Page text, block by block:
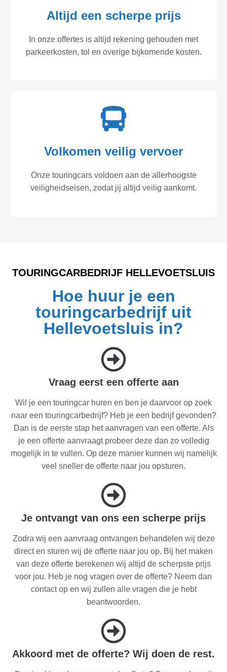
Altijd een scherpe prijs
In onze offertes is altijd rekening gehouden met
parkeerkosten, tol en overige bijkomende kosten.
Volkomen veilig vervoer
Onze touringcars voldoen aan de allerhoogste
veiligheidseisen, zodat jij altijd veilig aankomt.
TOURINGCARBEDRIJF HELLEVOETSLUIS
Hoe huur je een
touringcarbedrijf uit
Hellevoetsluis in?
Vraag eerst een offerte aan
Wil je een touringcar huren en ben je daarvoor op zoek
naar een touringcarbedrijf? Heb je een bedrijf gevonden?
Dan is de eerste stap het aanvragen van een offerte. Als
je een offerte aanvraagt probeer deze dan zo volledig
mogelijk in te vullen. Op deze manier kunnen wij namelijk
veel sneller de offerte naar jou opsturen.
Je ontvangt van ons een scherpe prijs
Zodra wij een aanvraag ontvangen behandelen wij deze
direct en sturen wij de offerte naar jou op. Bij het maken
van deze offerte berekenen wij altijd de scherpste prijs
voor jou. Heb je nog vragen over de offerte? Neem dan
contact op en wij zullen alle vragen die je hebt
beantwoorden.
Akkoord met de offerte? Wij doen de rest.